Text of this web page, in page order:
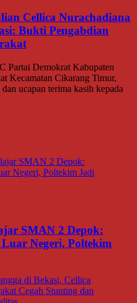
Cellica Nurachadiana
Bukti Pengabdian
Demokrat Kabupaten
Kecamatan Cikarang Timur,
ucapan terima kasih kepada
SMAN 2 Depok:
Negeri, Poltekim